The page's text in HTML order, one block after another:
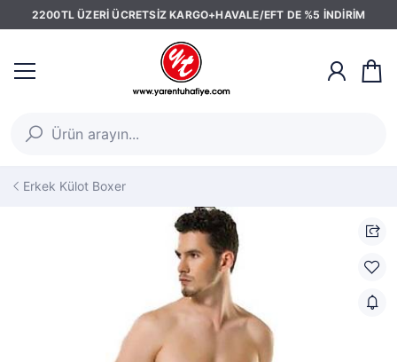
2200TL ÜZERİ ÜCRETSİZ KARGO+HAVALE/EFT DE %5 İNDİRİM
Erkek Külot Boxer